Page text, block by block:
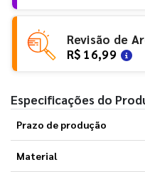
Revisão de
R$ 16,99
Especificações do
Prazo de produção
Material